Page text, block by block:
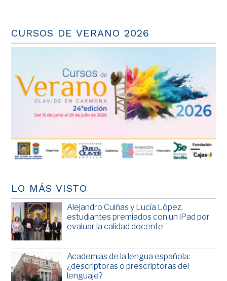
CURSOS DE VERANO 2026
LO MÁS VISTO
Alejandro Cuiñas y Lucía López,
estudiantes premiados con un iPad por
evaluar la calidad docente
Academias de la lengua española:
¿descriptoras o prescriptoras del
lenguaje?